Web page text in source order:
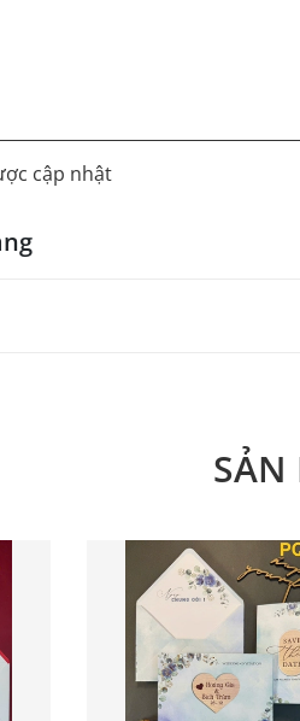
cập nhật
gồm bản đồ, quý khách có
SẢN